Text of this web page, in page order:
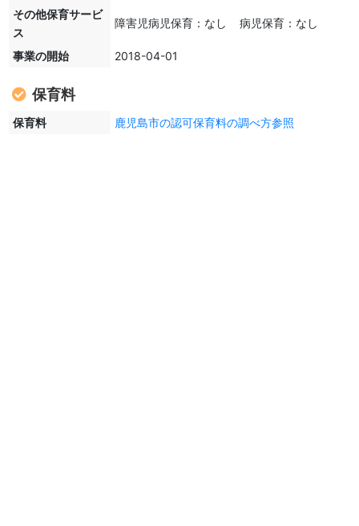
その他保育サービ
ス
障害児病児保育：なし 病児保育：なし
事業の開始 2018-04-01
保育料
保育料 鹿児島市の認可保育料の調べ方参照